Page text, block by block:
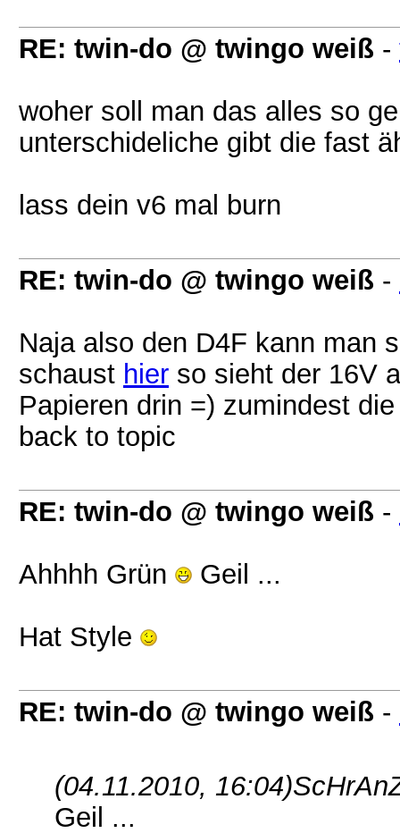
RE: twin-do @ twingo weiß -
woher soll man das alles so
unterschideliche gibt die fast
lass dein v6 mal burn
RE: twin-do @ twingo weiß -
Naja also den D4F kann man
schaust hier so sieht der 16V
Papieren drin =) zumindest
back to topic
RE: twin-do @ twingo weiß -
Ahhhh Grün Geil ...
Hat Style
RE: twin-do @ twingo weiß -
(04.11.2010, 16:04)
Geil ...